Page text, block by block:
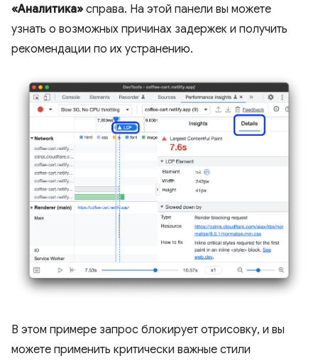
«Аналитика» справа. На этой панели вы можете
узнать о возможных причинах задержек и получить
рекомендации по их устранению.
В этом примере запрос блокирует отрисовку, и вы
можете применить критически важные стили